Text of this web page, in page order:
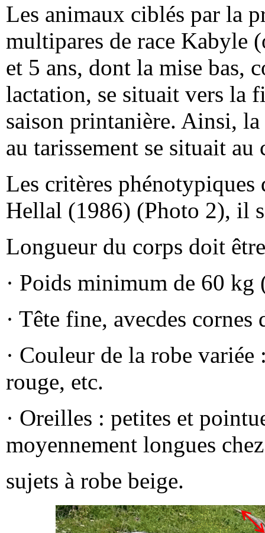
Les animaux ciblés par la
multipares de race Kabyle
et 5 ans, dont la mise bas,
lactation, se situait vers la
saison printanière. Ainsi,
au tarissement se situait
Les critères
Hellal (1986) (Photo 2), il
Longueur du corps doit
· Poids minimum de 60
· Tête fine, avecdes
· Couleur de la robe
rouge, etc.
· Oreilles : petites et
moyennement longues
sujets à robe beige.